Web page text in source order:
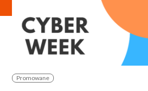
Promowane